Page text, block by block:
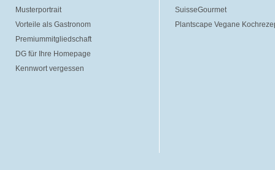
Musterportrait
Vorteile als Gastronom
Premiummitgliedschaft
DG für Ihre Homepage
Kennwort vergessen
SuisseGourmet
Plantscape Vegane